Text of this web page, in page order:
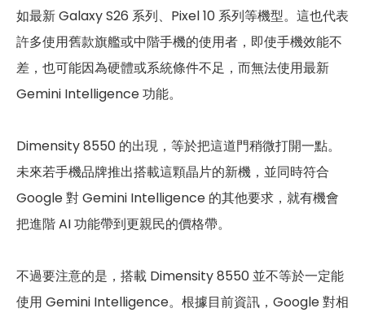
如最新 Galaxy S26 系列、Pixel 10 系列等機型。這也代表
許多使用舊款旗艦或中階手機的使用者，即使手機效能不
差，也可能因為硬體或系統條件不足，而無法使用最新
Gemini Intelligence 功能。
Dimensity 8550 的出現，等於把這道門稍微打開一點。
未來若手機品牌推出搭載這顆晶片的新機，並同時符合
Google 對 Gemini Intelligence 的其他要求，就有機會
把進階 AI 功能帶到更親民的價格帶。
不過要注意的是，搭載 Dimensity 8550 並不等於一定能
使用 Gemini Intelligence。根據目前資訊，Google 對相